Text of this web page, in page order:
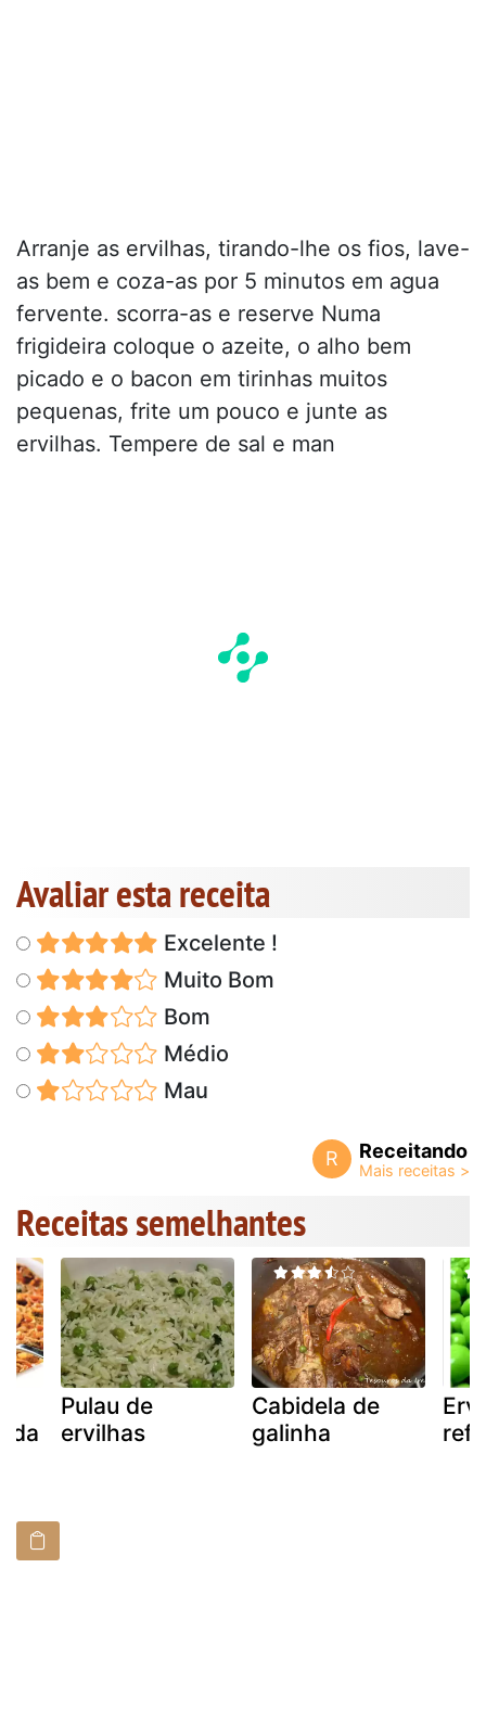
Arranje as ervilhas, tirando-lhe os fios, lave-
as bem e coza-as por 5 minutos em agua
fervente. scorra-as e reserve Numa
frigideira coloque o azeite, o alho bem
picado e o bacon em tirinhas muitos
pequenas, frite um pouco e junte as
ervilhas. Tempere de sal e man
Avaliar esta receita
Excelente !
Muito Bom
Bom
Médio
Mau
R Receitando
Receitas semelhantes
Pulau de
ervilhas
Cabidela de
galinha